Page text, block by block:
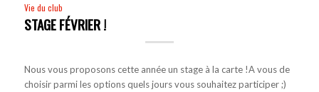
Vie du club
STAGE FÉVRIER !
Nous vous proposons cette année un stage à la carte !A vous de
choisir parmi les options quels jours vous souhaitez participer ;)